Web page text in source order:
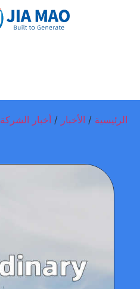
الرئيسية / الأخبار / أخبار الشركة